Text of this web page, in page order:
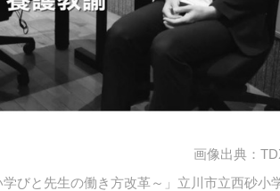
画像出典：
学びと先生の働き方改革～」立川市立西砂